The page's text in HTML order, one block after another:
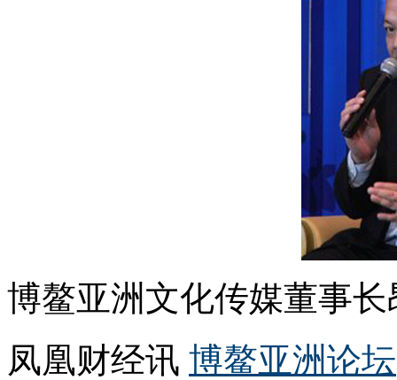
博鳌亚洲文化传媒董事长
凤凰财经讯 博鳌亚洲论坛